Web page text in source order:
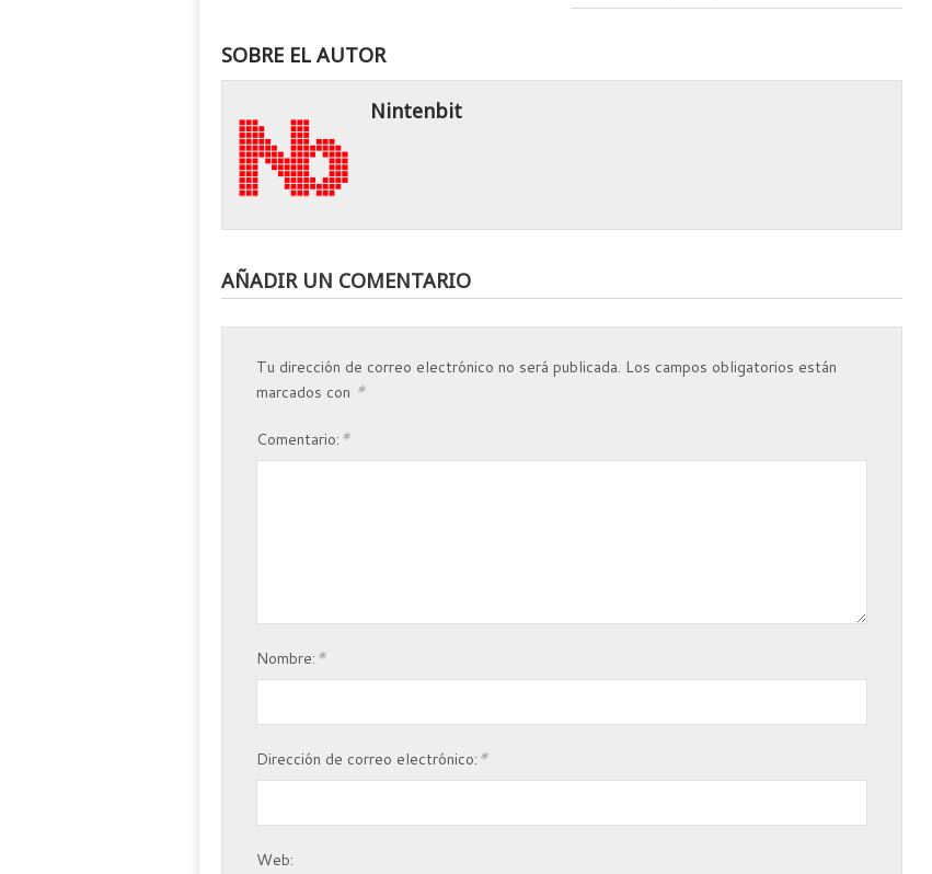
SOBRE EL AUTOR
Nintenbit
AÑADIR UN COMENTARIO
Tu dirección de correo electrónico no será publicada. Los campos obligatorios están
marcados con *
Comentario: *
Nombre: *
Dirección de correo electrónico: *
Web: